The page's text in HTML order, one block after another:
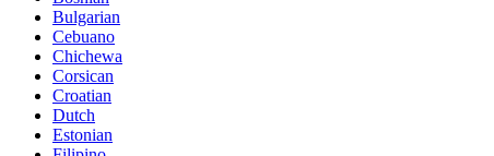
Bulgarian
Cebuano
Chichewa
Corsican
Croatian
Dutch
Estonian